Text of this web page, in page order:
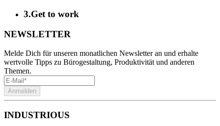
3.Get to work
NEWSLETTER
Melde Dich für unseren monatlichen Newsletter an und erhalte
wertvolle Tipps zu Bürogestaltung, Produktivität und anderen
Themen.
Anmelden
INDUSTRIOUS